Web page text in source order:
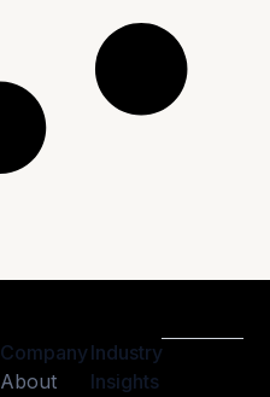
Company
About
Industry
Insights